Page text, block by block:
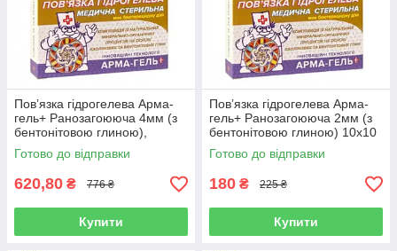
Пов’язка гідрогелева Арма-
гель+ Ранозагоююча 4мм (з
бентонітовою глиною),
12,5х25 см
Готово до відправки
620,80 ₴ 776 ₴
Купити
Пов’язка гідрогелева Арма-
гель+ Ранозагоююча 2мм (з
бентонітовою глиною) 10х10
см
Готово до відправки
180 ₴ 225 ₴
Купити